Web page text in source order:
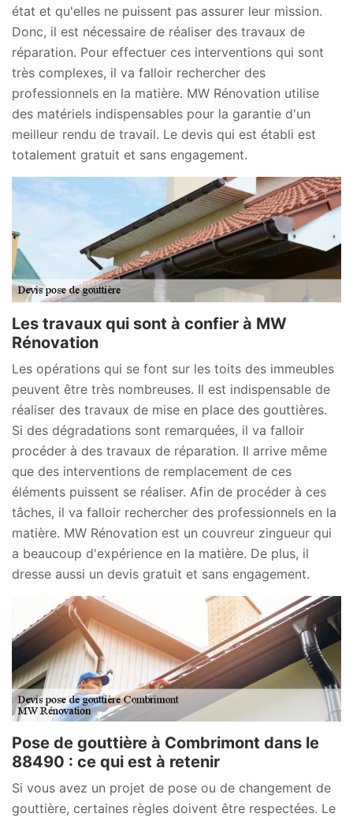
état et qu'elles ne puissent pas assurer leur mission.
Donc, il est nécessaire de réaliser des travaux de
réparation. Pour effectuer ces interventions qui sont
très complexes, il va falloir rechercher des
professionnels en la matière. MW Rénovation utilise
des matériels indispensables pour la garantie d'un
meilleur rendu de travail. Le devis qui est établi est
totalement gratuit et sans engagement.
Les travaux qui sont à confier à MW
Rénovation
Les opérations qui se font sur les toits des immeubles
peuvent être très nombreuses. Il est indispensable de
réaliser des travaux de mise en place des gouttières.
Si des dégradations sont remarquées, il va falloir
procéder à des travaux de réparation. Il arrive même
que des interventions de remplacement de ces
éléments puissent se réaliser. Afin de procéder à ces
tâches, il va falloir rechercher des professionnels en la
matière. MW Rénovation est un couvreur zingueur qui
a beaucoup d'expérience en la matière. De plus, il
dresse aussi un devis gratuit et sans engagement.
Pose de gouttière à Combrimont dans le
88490 : ce qui est à retenir
Si vous avez un projet de pose ou de changement de
gouttière, certaines règles doivent être respectées. Le